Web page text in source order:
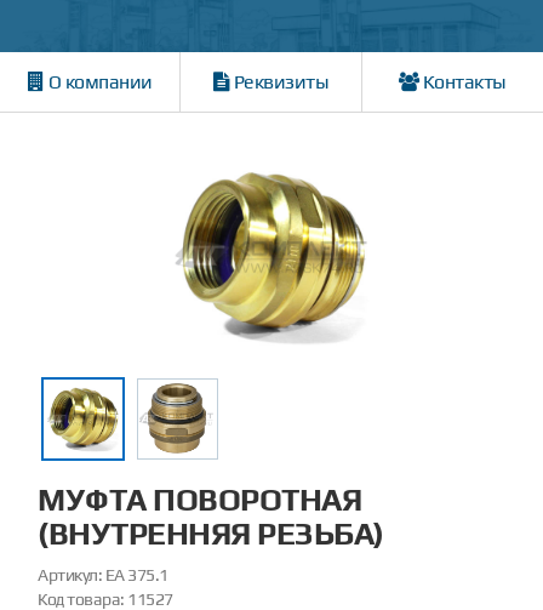
О компании Реквизиты Контакты
МУФТА ПОВОРОТНАЯ
(ВНУТРЕННЯЯ РЕЗЬБА)
Артикул: EA 375.1
Код товара: 11527